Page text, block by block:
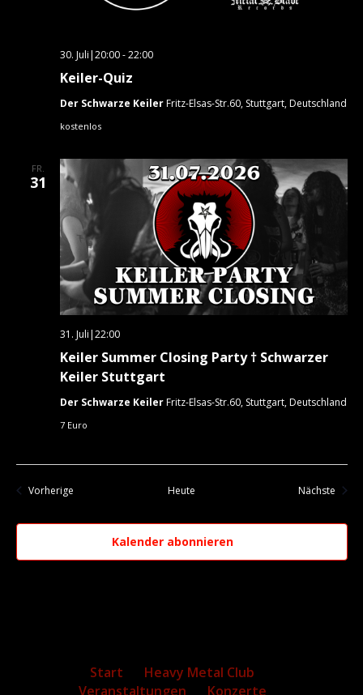
Keiler-Quiz
30. Juli|20:00-22:00
Der Schwarze KeilerFritz-Elsas-Str.60, Stuttgart, Deutschland
kostenlos
FR.
31
Keiler Summer Closing Party † Schwarzer
Keiler Stuttgart
31. Juli|22:00
Der Schwarze KeilerFritz-Elsas-Str.60, Stuttgart, Deutschland
7 Euro
VorherigeVeranstaltungen Heute Nächste
Kalender abonnieren
Start
Heavy Metal Club
Veranstaltungen
Konzerte